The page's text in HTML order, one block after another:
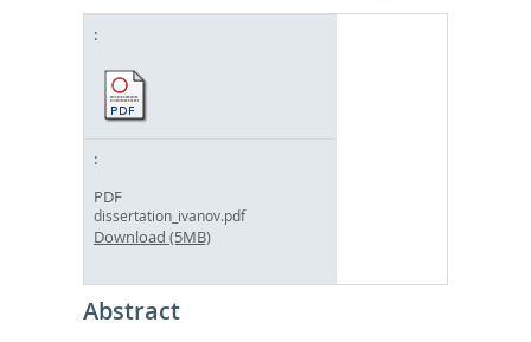
PDF
dissertation_ivanov.pdf
Download (5MB)
Abstract